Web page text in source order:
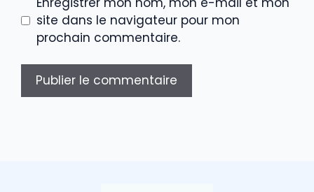
site dans le navigateur pour mon
prochain commentaire.